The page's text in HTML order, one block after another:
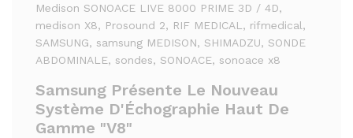
Medison SONOACE LIVE 8000 PRIME 3D / 4D,
medison X8, Prosound 2, RIF MEDICAL , rifmedical,
SAMSUNG, samsung MEDISON, SHIMADZU, SONDE
ABDOMINALE, sondes, SONOACE, sonoace x8
Samsung Présente Le Nouveau
Système D'Échographie Haut De
Gamme "V8"